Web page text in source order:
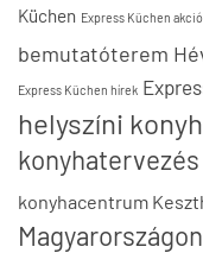
Küchen Express Küchen
bemutatóterem
Express Küchen hírek
helyszíni
konyhacentrum
Magyarországon